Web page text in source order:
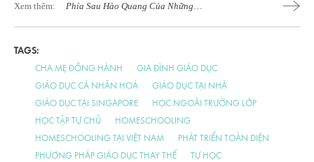
Xem thêm:
Phía Sau Hào Quang Của Những
TAGS:
CHA MẸ ĐỒNG HÀNH
GIA ĐÌNH GIÁO DỤC
GIÁO DỤC CÁ NHÂN HOÁ
GIÁO DỤC TẠI NHÀ
GIÁO DỤC TẠI SINGAPORE
HỌC NGOÀI TRƯỜNG LỚP
HỌC TẬP TỰ CHỦ
HOMESCHOOLING
HOMESCHOOLING TẠI VIỆT NAM
PHÁT TRIỂN TOÀN DIỆN
PHƯƠNG PHÁP GIÁO DỤC THAY THẾ
TỰ HỌC